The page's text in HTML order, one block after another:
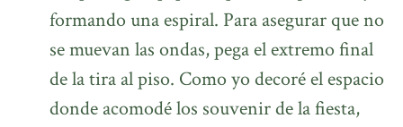
formando una espiral. Para asegurar que no
se muevan las ondas, pega el extremo final
de la tira al piso. Como yo decoré el espacio
donde acomodé los souvenir de la fiesta,